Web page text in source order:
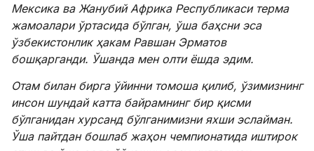
Мексика ва Жанубий Африка Республикаси терма
жамоалари ўртасида бўлган, ўша баҳсни эса
ўзбекистонлик ҳакам Равшан Эрматов
бошқарганди. Ўшанда мен олти ёшда эдим.
Отам билан бирга ўйинни томоша қилиб, ўзимизнинг
инсон шундай катта байрамнинг бир қисми
бўлганидан хурсанд бўлганимизни яхши эслайман.
Ўша пайтдан бошлаб жаҳон чемпионатида иштирок